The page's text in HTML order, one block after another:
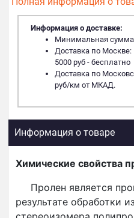
Информация о доставке:
Минимальная сумма
Доставка по Москве:
5000 руб - бесплатно
Доставка по
руб/км от МКАД.
Информация о товаре
Химические свойства
Пролен является
результате обработки